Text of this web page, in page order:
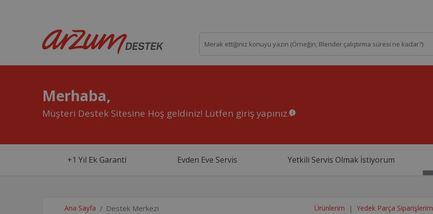
Merhaba,
Müşteri Destek Sitesine Hoş geldiniz! Lütfen giriş yapınız.
+1 Yıl Ek Garanti Evden Eve Servis Yetkili Servis Olmak İstiyorum
Ana Sayfa Destek Merkezi Ürünlerim Yedek Parça Siparişlerim